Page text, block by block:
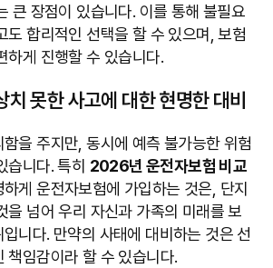
큰 장점이 있습니다. 이를 통해 불필요
도 합리적인 선택을 할 수 있으며, 보험
하게 진행할 수 있습니다.
치 못한 사고에 대한 현명한 대비
을 주지만, 동시에 예측 불가능한 위험
습니다. 특히 2026년 운전자보험 비교
게 운전자보험에 가입하는 것은, 단지
을 넘어 우리 자신과 가족의 미래를 보
니다. 만약의 사태에 대비하는 것은 선
책임감이라 할 수 있습니다.